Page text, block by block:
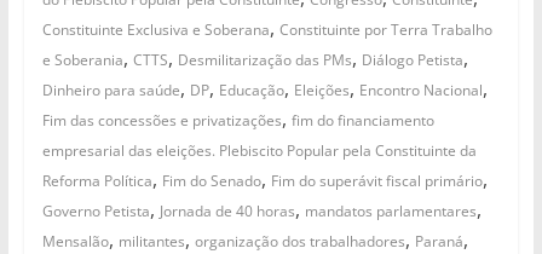
Constituinte Exclusiva e Soberana, Constituinte por Terra Trabalho
e Soberania, CTTS, Desmilitarização das PMs, Diálogo Petista,
Dinheiro para saúde, DP, Educação, Eleições, Encontro Nacional,
Fim das concessões e privatizações, fim do financiamento
empresarial das eleições. Plebiscito Popular pela Constituinte da
Reforma Política, Fim do Senado, Fim do superávit fiscal primário,
Governo Petista, Jornada de 40 horas, mandatos parlamentares,
Mensalão, militantes, organização dos trabalhadores, Paraná,